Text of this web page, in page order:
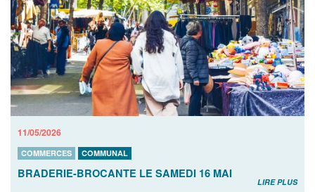
11/05/2026
COMMERCES COMMUNAL
BRADERIE-BROCANTE LE SAMEDI 16 MAI
LIRE PLUS